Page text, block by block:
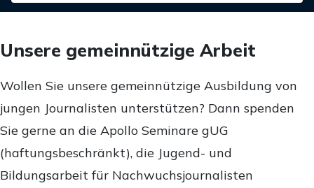
Unsere gemeinnützige Arbeit
Wollen Sie unsere gemeinnützige Ausbildung von
jungen Journalisten unterstützen? Dann spenden
Sie gerne an die Apollo Seminare gUG
(haftungsbeschränkt), die Jugend- und
Bildungsarbeit für Nachwuchsjournalisten